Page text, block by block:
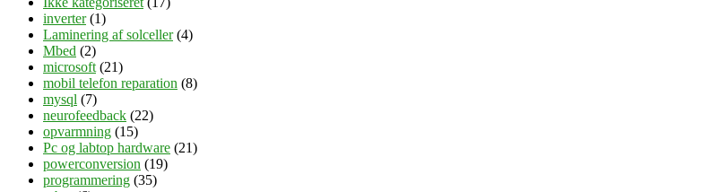
inverter(1)
Laminering af solceller(4)
Mbed (2)
microsoft(21)
mobil telefon reparation (8)
mysql (7)
neurofeedback (22)
opvarmning (15)
Pc og labtop hardware (21)
powerconversion (19)
programmering (35)